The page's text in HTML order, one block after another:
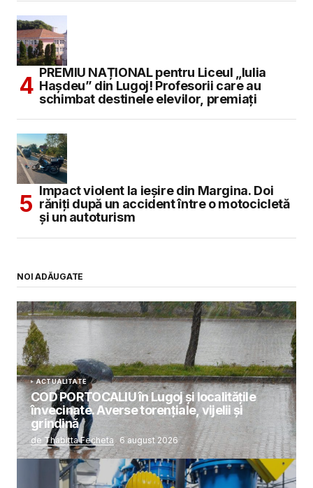
PREMIU NAȚIONAL pentru Liceul „Iulia
Hașdeu” din Lugoj! Profesorii care au
schimbat destinele elevilor, premiați
Impact violent la ieșire din Margina. Doi
răniți după un accident între o motocicletă
și un autoturism
NOI ADĂUGATE
ACTUALITATE
COD PORTOCALIU în Lugoj și localitățile
învecinate. Averse torențiale, vijelii și
grindină
de Thabitta Fecheta 6 august 2026